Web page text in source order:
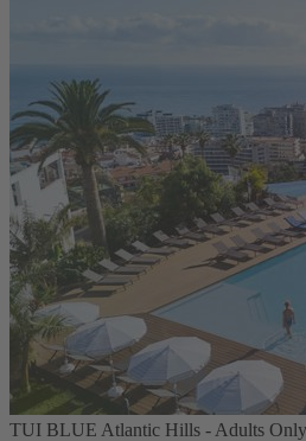
TUI BLUE Atlantic Hills - Adults